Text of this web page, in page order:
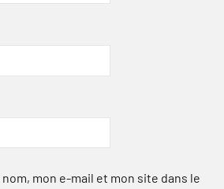
mon e-mail et mon site dans le